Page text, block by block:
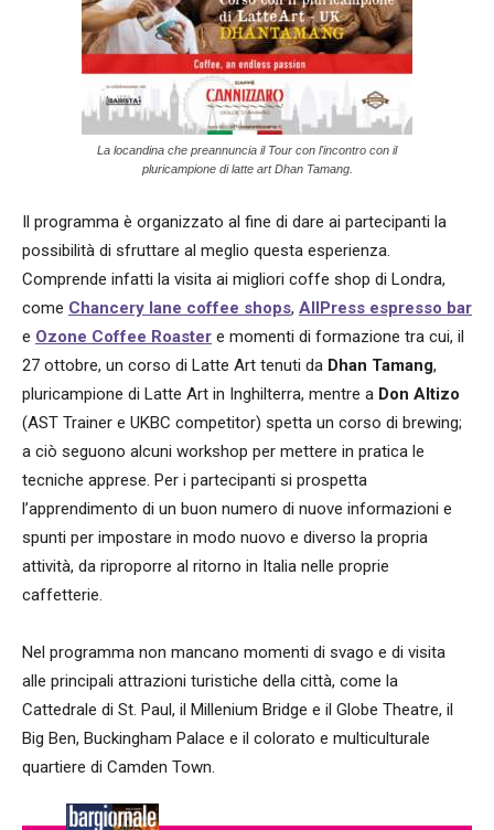
La locandina che preannuncia il Tour con l'incontro con il
pluricampione di latte art Dhan Tamang.
Il programma è organizzato al fine di dare ai partecipanti la
possibilità di sfruttare al meglio questa esperienza.
Comprende infatti la visita ai migliori coffe shop di Londra,
come Chancery lane coffee shops, AllPress espresso bar
e Ozone Coffee Roaster e momenti di formazione tra cui, il
27 ottobre, un corso di Latte Art tenuti da Dhan Tamang,
pluricampione di Latte Art in Inghilterra, mentre a Don Altizo
(AST Trainer e UKBC competitor) spetta un corso di brewing;
a ciò seguono alcuni workshop per mettere in pratica le
tecniche apprese. Per i partecipanti si prospetta
l’apprendimento di un buon numero di nuove informazioni e
spunti per impostare in modo nuovo e diverso la propria
attività, da riproporre al ritorno in Italia nelle proprie
caffetterie.
Nel programma non mancano momenti di svago e di visita
alle principali attrazioni turistiche della città, come la
Cattedrale di St. Paul, il Millenium Bridge e il Globe Theatre, il
Big Ben, Buckingham Palace e il colorato e multiculturale
quartiere di Camden Town.